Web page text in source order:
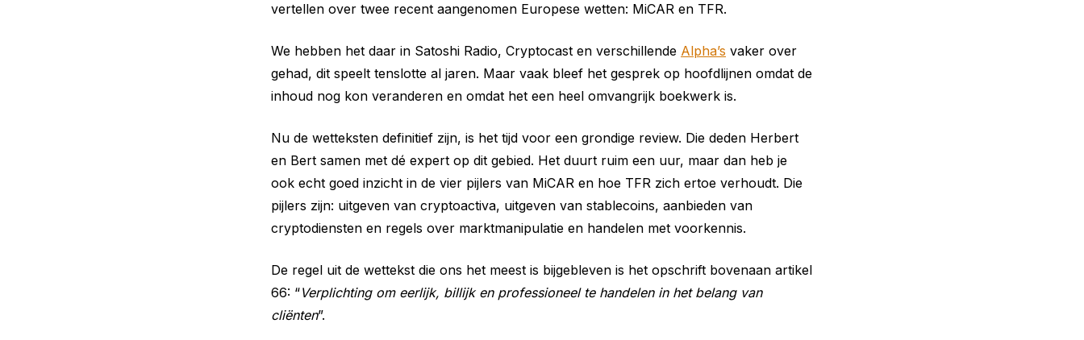
vertellen over twee recent aangenomen Europese wetten: MiCAR en TFR.
We hebben het daar in Satoshi Radio, Cryptocast en verschillende Alpha’s vaker over
gehad, dit speelt tenslotte al jaren. Maar vaak bleef het gesprek op hoofdlijnen omdat de
inhoud nog kon veranderen en omdat het een heel omvangrijk boekwerk is.
Nu de wetteksten definitief zijn, is het tijd voor een grondige review. Die deden Herbert
en Bert samen met dé expert op dit gebied. Het duurt ruim een uur, maar dan heb je
ook echt goed inzicht in de vier pijlers van MiCAR en hoe TFR zich ertoe verhoudt. Die
pijlers zijn: uitgeven van cryptoactiva, uitgeven van stablecoins, aanbieden van
cryptodiensten en regels over marktmanipulatie en handelen met voorkennis.
De regel uit de wettekst die ons het meest is bijgebleven is het opschrift bovenaan artikel
66: “Verplichting om eerlijk, billijk en professioneel te handelen in het belang van
cliënten”.